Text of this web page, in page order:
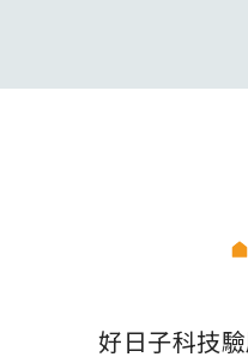
好日子科技